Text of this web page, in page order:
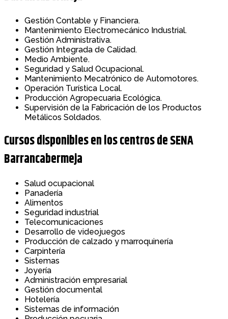
Gestión Contable y Financiera.
Mantenimiento Electromecánico Industrial.
Gestión Administrativa.
Gestión Integrada de Calidad.
Medio Ambiente.
Seguridad y Salud Ocupacional.
Mantenimiento Mecatrónico de Automotores.
Operación Turística Local.
Producción Agropecuaria Ecológica.
Supervisión de la Fabricación de los Productos
Metálicos Soldados.
Cursos disponibles en los centros de SENA
Barrancabermeja
Salud ocupacional
Panadería
Alimentos
Seguridad industrial
Telecomunicaciones
Desarrollo de videojuegos
Producción de calzado y marroquinería
Carpintería
Sistemas
Joyería
Administración empresarial
Gestión documental
Hotelería
Sistemas de información